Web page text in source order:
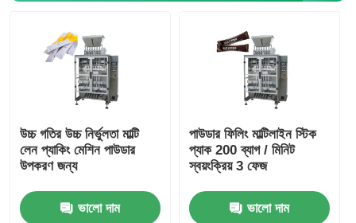
অনুভূমিক প্যাকিং মেশিন
ভিজ্যুয়াল গণনা প্যাকিং মেশিন
মাল্টি হেড ওয়েজার প্যাকিং মেশিন
পাউডার প্যাকিং মেশিন
উচ্চ গতির উচ্চ নির্ভুলতা মাল্টি
লেন প্যাকিং মেশিন পাউডার
উপকরণ জন্য
ভালো দাম
পাউডার ফিলিং মাল্টিলাইন স্টিক
প্যাক 200 ব্যাগ / মিনিট
স্বয়ংক্রিয় 3 ফেজ
ভালো দাম